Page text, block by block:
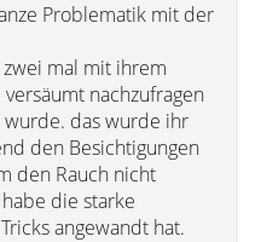
Problematik mit der
mal mit ihrem
nachzufragen
das wurde ihr
den Besichtigungen
den Rauch nicht
die starke
angewandt hat.